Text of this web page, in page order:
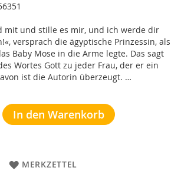
mit und stille es mir, und ich werde dir
versprach die ägyptische Prinzessin, als
Baby Mose in die Arme legte. Das sagt
Wortes Gott zu jeder Frau, der er ein
ist die Autorin überzeugt. …
In den Warenkorb
MERKZETTEL